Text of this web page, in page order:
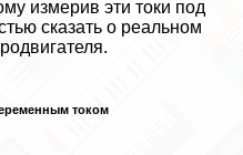
измерив эти токи под
сказать о реальном
током